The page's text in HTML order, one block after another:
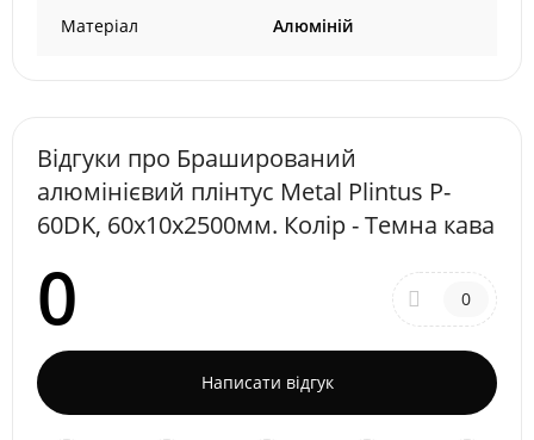
Матеріал Алюміній
Відгуки про Браширований
алюмінієвий плінтус Metal Plintus P-
60DK, 60х10х2500мм. Колір - Темна кава
0 0
Написати відгук